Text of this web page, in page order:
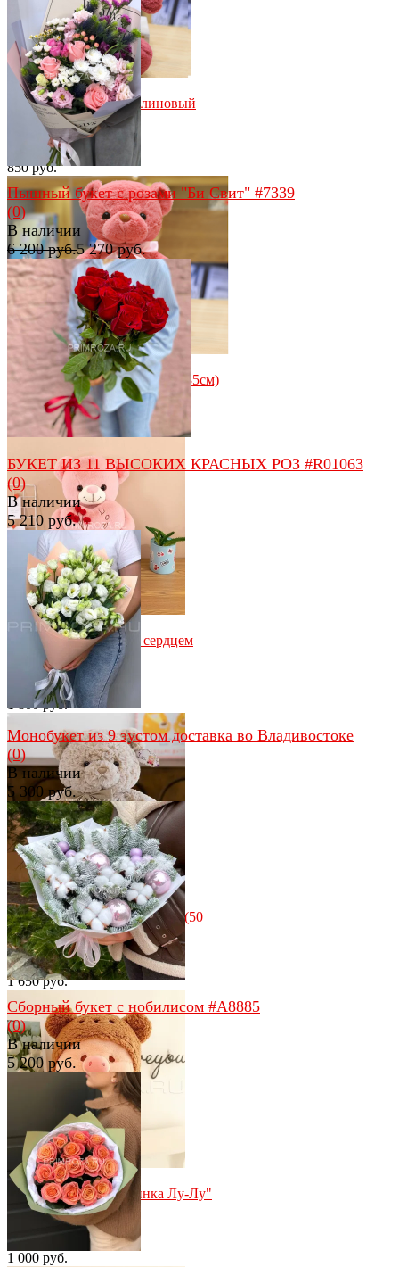
избранное сравнить
Мишутка с бантом малиновый
(35см)
В наличии
850 руб.
избранное сравнить
Мишутка с бантом розовый (35см)
В наличии
850 руб.
избранное сравнить
Плюшевый медведь с сердцем
(55см)
В наличии
1 800 руб.
сравнить
Мишка с бантиком бежевый (50
см)
(0)
В наличии
1 650 руб.
Мягкая игрушка "Свинка Лу-Лу"
30см
В наличии
1 000 руб.
избранное сравнить
избранное сравнить
Пышный букет с розами "Би Свит" #7339
(0)
В наличии
6 200 руб.5 270 руб.
избранное сравнить
БУКЕТ ИЗ 11 ВЫСОКИХ КРАСНЫХ РОЗ #R01063
(0)
В наличии
5 210 руб.
избранное сравнить
Монобукет из 9 эустом доставка во Владивостоке
(0)
В наличии
5 300 руб.
избранное сравнить
Сборный букет с нобилисом #A8885
(0)
В наличии
5 200 руб.